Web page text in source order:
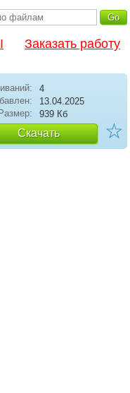
Заказать работу
4
13.04.2025
Размер:
939 Кб
Скачать ☆